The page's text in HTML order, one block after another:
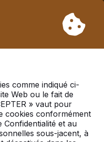
donc tenir compte des
plus longs.
comme indiqué ci-
Web ou le fait de
» vaut pour
cookies conformément
Confidentialité et au
sous-jacent, à
cœur